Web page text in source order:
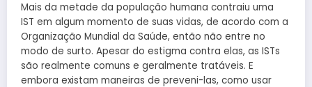
Mais da metade da população humana contraiu uma
IST em algum momento de suas vidas, de acordo com a
Organização Mundial da Saúde, então não entre no
modo de surto. Apesar do estigma contra elas, as ISTs
são realmente comuns e geralmente tratáveis. E
embora existam maneiras de preveni-las, como usar